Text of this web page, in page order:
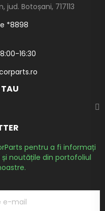
jud. Botoșani, 717113
*8898
16:30
pentru a fi informați
noutățile din portofoliul